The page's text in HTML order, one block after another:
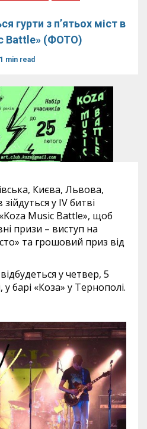
гурти з п’ятьох міст в
Battle» (ФОТО)
1 min read
Києва, Львова,
у IV битві
Music Battle», щоб
призи – виступ на
та грошовий приз від
у четвер, 5
у барі «Коза» у Тернополі.